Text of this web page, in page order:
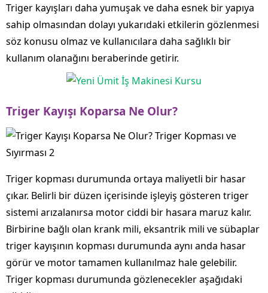
Triger kayışları daha yumuşak ve daha esnek bir yapıya
sahip olmasından dolayı yukarıdaki etkilerin gözlenmesi
söz konusu olmaz ve kullanıcılara daha sağlıklı bir
kullanım olanağını beraberinde getirir.
Triger Kayışı Koparsa Ne Olur?
Triger kopması durumunda ortaya maliyetli bir hasar
çıkar. Belirli bir düzen içerisinde işleyiş gösteren triger
sistemi arızalanırsa motor ciddi bir hasara maruz kalır.
Birbirine bağlı olan krank mili, eksantrik mili ve sübaplar
triger kayışının kopması durumunda aynı anda hasar
görür ve motor tamamen kullanılmaz hale gelebilir.
Triger kopması durumunda gözlenecekler aşağıdaki